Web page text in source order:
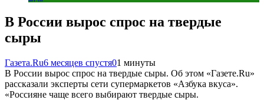
В России вырос спрос на твердые
сыры
Газета.Ru6 месяцев спустя01 минуты
В России вырос спрос на твердые сыры. Об этом «Газете.Ru»
рассказали эксперты сети супермаркетов «Азбука вкуса».
«Россияне чаще всего выбирают твердые сыры.